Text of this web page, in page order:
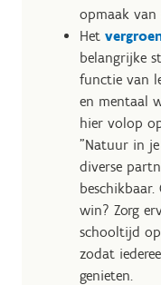
opmaak van
Het
belangrijke
functie van
en mentaal
hier volop
"Natuur in je
diverse
win? Zorg
schooltijd
zodat
genieten.